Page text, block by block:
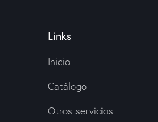
Links
Inicio
Catálogo
Otros servicios